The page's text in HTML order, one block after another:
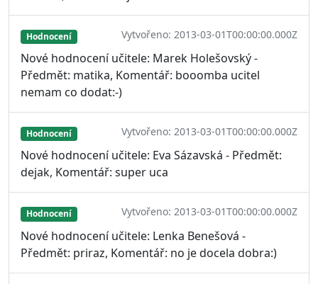
Hodnocení Vytvořeno: 2013-03-01T00:00:00.000Z
Nové hodnocení učitele: Marek Holešovský -
Předmět: matika, Komentář: booomba ucitel
nemam co dodat:-)
Hodnocení Vytvořeno: 2013-03-01T00:00:00.000Z
Nové hodnocení učitele: Eva Sázavská - Předmět:
dejak, Komentář: super uca
Hodnocení Vytvořeno: 2013-03-01T00:00:00.000Z
Nové hodnocení učitele: Lenka Benešová -
Předmět: priraz, Komentář: no je docela dobra:)